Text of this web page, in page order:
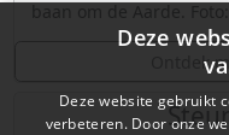
Ontdek
Deze
Deze website gebruikt
verbeteren. Door onze